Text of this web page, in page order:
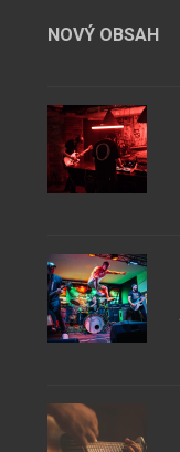
NOVÝ OBSAH